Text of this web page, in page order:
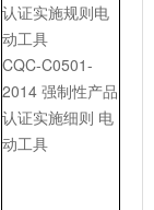
认证实施规则电
动工具
CQC-C0501-
2014 强制性产品
认证实施细则 电
动工具